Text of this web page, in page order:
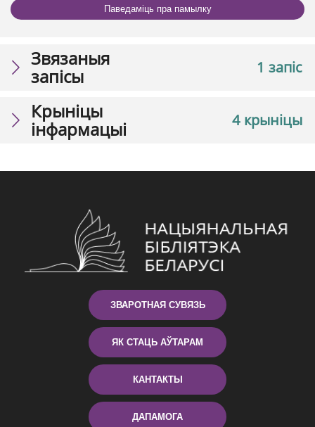
Паведаміць пра памылку
1 запіс
Звязаныя
запісы
4 крыніцы
Крыніцы
інфармацыі
ЗВАРОТНАЯ СУВЯЗЬ
ЯК СТАЦЬ АЎТАРАМ
КАНТАКТЫ
ДАПАМОГА